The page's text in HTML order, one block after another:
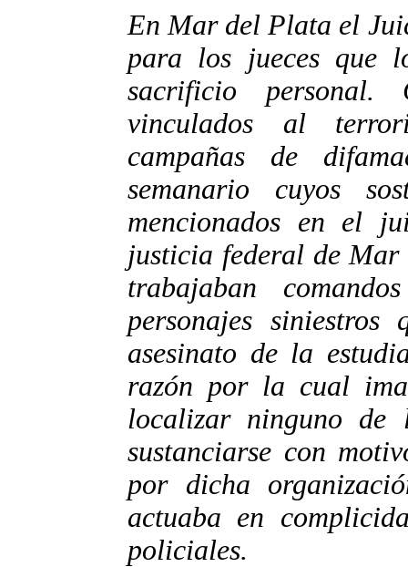
En Mar del Plata el
para los jueces que
sacrificio personal.
vinculados al
campañas de
semanario cuyos
mencionados en el
justicia federal de
trabajaban
personajes
asesinato de la
razón por la cual
localizar ninguno de
sustanciarse con
por dicha
actuaba en
policiales.